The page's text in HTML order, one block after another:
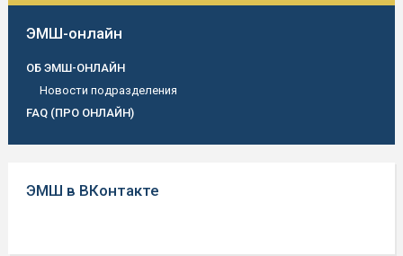
ЭМШ-онлайн
ОБ ЭМШ-ОНЛАЙН
Новости подразделения
FAQ (ПРО ОНЛАЙН)
ЭМШ в ВКонтакте